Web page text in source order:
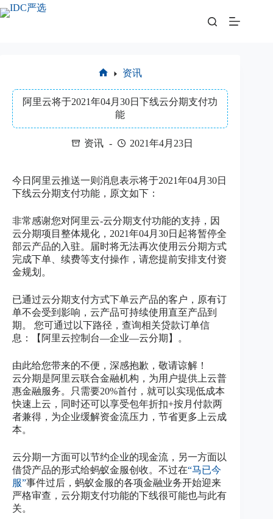
至
页
资讯
阿里云将于2021年04月30日下线云分期支付功
能
资讯 2021年4月23日
今日阿里云推送一则消息表示将于2021年04月30日
下线云分期支付功能，原文如下：
非常感谢您对阿里云-云分期支付功能的支持，因
云分期项目整体规化，2021年04月30日起将暂停全
部云产品的入驻。届时将无法再次使用云分期方式
完成下单、续费等支付操作，请您提前安排支付资
金规划。
已通过云分期支付方式下单云产品的客户，原有订
单不会受到影响，云产品可持续使用直至产品到
期。 您可通过以下路径，查询相关贷款订单信
息：【阿里云控制台—企业—云分期】。
由此给您带来的不便，深感抱歉，敬请谅解！
云分期是阿里云联合金融机构，为用户提供上云普
惠金融服务。只需要20%首付，就可以实现低成本
快速上云，同时还可以享受包年折扣+按月付款两
者兼得，为企业缓解资金流压力，节省更多上云成
本。
云分期一方面可以节约企业的现金流，另一方面以
借贷产品的形式给蚂蚁金服创收。不过在“马已今
服”事件过后，蚂蚁金服的各项金融业务开始迎来
严格审查，云分期支付功能的下线很可能也与此有
关。